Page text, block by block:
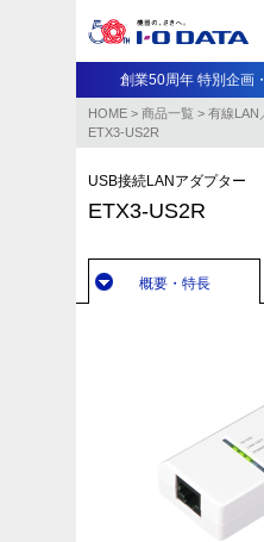
創業50周年 特別企画
HOME > 商品一覧 > 有線LAN
ETX3-US2R
USB接続LANアダプター
ETX3-US2R
概要・特長